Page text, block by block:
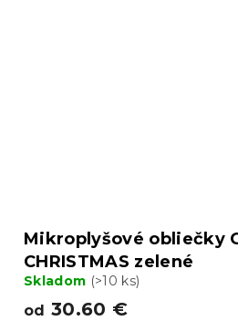
Mikroplyšové obliečky
CHRISTMAS zelené
Skladom (>10 ks)
od 30.60 €